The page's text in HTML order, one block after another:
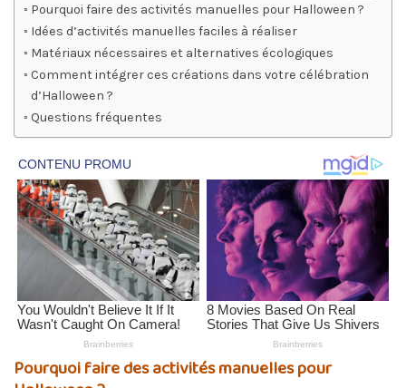
Pourquoi faire des activités manuelles pour Halloween ?
Idées d’activités manuelles faciles à réaliser
Matériaux nécessaires et alternatives écologiques
Comment intégrer ces créations dans votre célébration
d’Halloween ?
Questions fréquentes
Pourquoi faire des activités manuelles pour